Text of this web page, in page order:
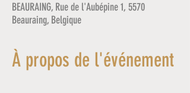
BEAURAING, Rue de l'Aubépine 1, 5570
Beauraing, Belgique
À propos de l'événement